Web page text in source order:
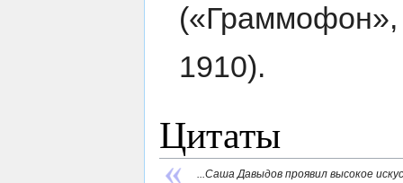
(«Граммофон»,
1910).
Цитаты
...Саша Давыдов проявил высокое